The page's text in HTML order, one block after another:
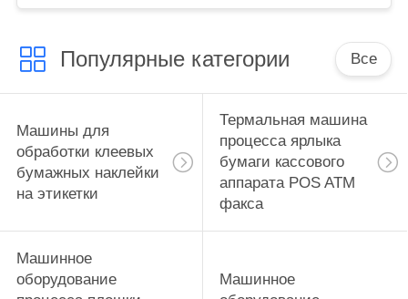
Популярные категории Все
Машины для
обработки клеевых
бумажных наклейки
на этикетки
Термальная машина
процесса ярлыка
бумаги кассового
аппарата POS ATM
факса
Машинное
оборудование
Машинное